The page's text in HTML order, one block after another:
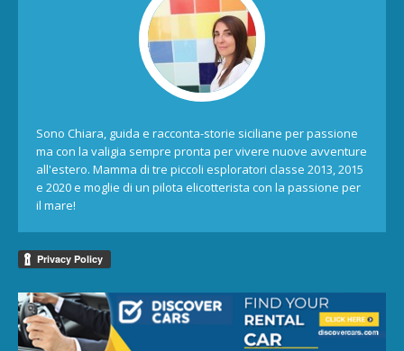
Sono Chiara, guida e racconta-storie siciliane per passione
ma con la valigia sempre pronta per vivere nuove avventure
all'estero. Mamma di tre piccoli esploratori classe 2013, 2015
e 2020 e moglie di un pilota elicotterista con la passione per
il mare!